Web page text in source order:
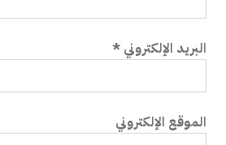
البريد الإلكتروني *
الموقع الإلكتروني